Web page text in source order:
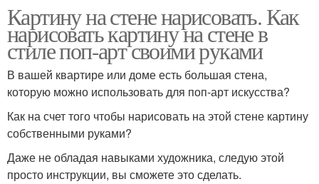
Картину на стене нарисовать. Как
нарисовать картину на стене в
стиле поп-арт своими руками
В вашей квартире или доме есть большая стена,
которую можно использовать для поп-арт искусства?
Как на счет того чтобы нарисовать на этой стене картину
собственными руками?
Даже не обладая навыками художника, следую этой
просто инструкции, вы сможете это сделать.